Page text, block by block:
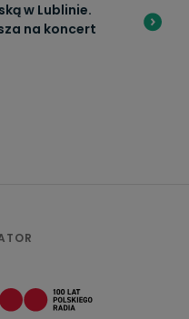
w Lublinie.
na koncert